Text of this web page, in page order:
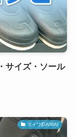
サイズ・ソール
ダイワ(DAIWA)